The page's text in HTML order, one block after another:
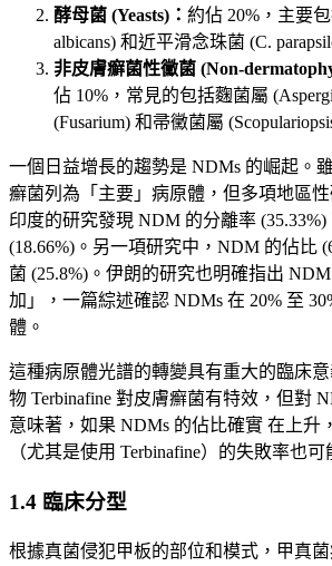
酵母菌 (Yeasts)： 約佔 20%，主要
albicans) 和近平滑念珠菌 (C.
非皮膚癬菌性黴菌 (Non-
佔 10%，常見的包括麴菌屬
(Fusarium) 和帚黴菌屬
一個日益增長的趨勢是 NDMs 的崛起。
癬菌列為「主要」病原體，但多項地區
印度的研究發現 NDM 的分離率
(18.66%)。另一項研究中，NDM 的佔比
菌 (25.8%)。伊朗的研究也明確指出
加」，一篇綜述確認 NDMs 在 20% 至
體。
這種病原體光譜的轉變具有重大的臨床
物 Terbinafine 對皮膚癬菌有特效，但對
意味著，如果 NDMs 的佔比確實 在上升
（尤其是使用 Terbinafine）的失敗率也可
1.4 臨床分型
根據真菌侵犯甲板的部位和模式，甲真